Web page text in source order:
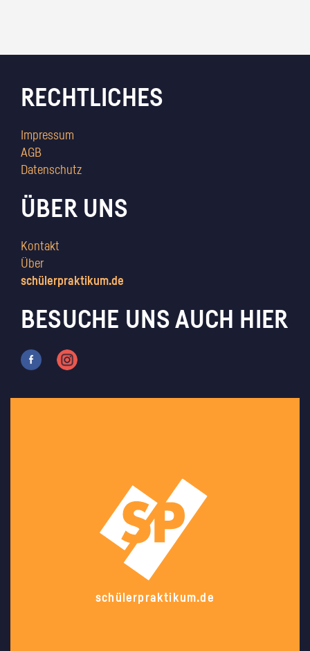
RECHTLICHES
Impressum
AGB
Datenschutz
ÜBER UNS
Kontakt
Über
schülerpraktikum.de
BESUCHE UNS AUCH HIER
schülerpraktikum.de